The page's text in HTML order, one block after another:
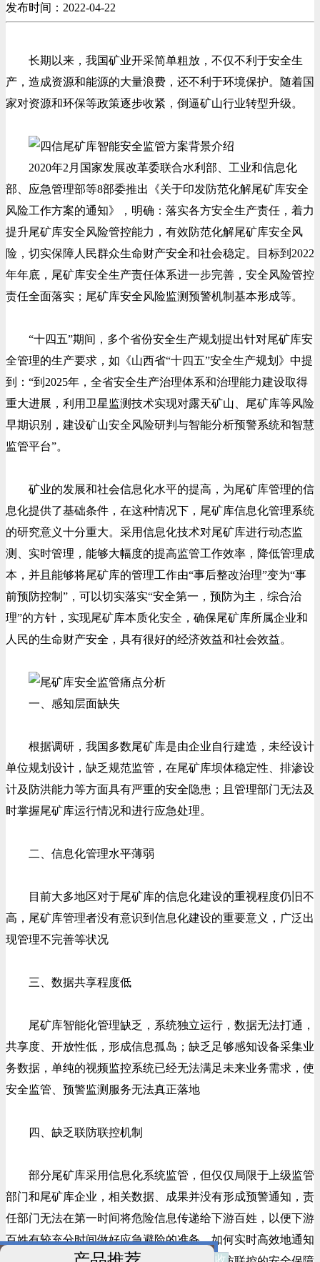
收
发布时间：2022-04-22
长期以来，我国矿业开采简单粗放，不仅不利于安全生
产，造成资源和能源的大量浪费，还不利于环境保护。随着国
家对资源和环保等政策逐步收紧，倒逼矿山行业转型升级。
2020年2月国家发展改革委联合水利部、工业和信息化
部、应急管理部等8部委推出《关于印发防范化解尾矿库安全
风险工作方案的通知》，明确：落实各方安全生产责任，着力
提升尾矿库安全风险管控能力，有效防范化解尾矿库安全风
险，切实保障人民群众生命财产安全和社会稳定。目标到2022
年年底，尾矿库安全生产责任体系进一步完善，安全风险管控
责任全面落实；尾矿库安全风险监测预警机制基本形成等。
“十四五”期间，多个省份安全生产规划提出针对尾矿库安
全管理的生产要求，如《山西省“十四五”安全生产规划》中提
到：“到2025年，全省安全生产治理体系和治理能力建设取得
重大进展，利用卫星监测技术实现对露天矿山、尾矿库等风险
早期识别，建设矿山安全风险研判与智能分析预警系统和智慧
监管平台”。
矿业的发展和社会信息化水平的提高，为尾矿库管理的信
息化提供了基础条件，在这种情况下，尾矿库信息化管理系统
的研究意义十分重大。采用信息化技术对尾矿库进行动态监
测、实时管理，能够大幅度的提高监管工作效率，降低管理成
本，并且能够将尾矿库的管理工作由“事后整改治理”变为“事
前预防控制”，可以切实落实“安全第一，预防为主，综合治
理”的方针，实现尾矿库本质化安全，确保尾矿库所属企业和
人民的生命财产安全，具有很好的经济效益和社会效益。
一、感知层面缺失
根据调研，我国多数尾矿库是由企业自行建造，未经设计
单位规划设计，缺乏规范监管，在尾矿库坝体稳定性、排渗设
计及防洪能力等方面具有严重的安全隐患；且管理部门无法及
时掌握尾矿库运行情况和进行应急处理。
二、信息化管理水平薄弱
目前大多地区对于尾矿库的信息化建设的重视程度仍旧不
高，尾矿库管理者没有意识到信息化建设的重要意义，广泛出
现管理不完善等状况
三、数据共享程度低
尾矿库智能化管理缺乏，系统独立运行，数据无法打通，
共享度、开放性低，形成信息孤岛；缺乏足够感知设备采集业
务数据，单纯的视频监控系统已经无法满足未来业务需求，使
安全监管、预警监测服务无法真正落地
四、缺乏联防联控机制
部分尾矿库采用信息化系统监管，但仅仅局限于上级监管
部门和尾矿库企业，相关数据、成果并没有形成预警通知，责
任部门无法在第一时间将危险信息传递给下游百姓，以便下游
百姓有较充分时间做好应急避险的准备。如何实时高效地通知